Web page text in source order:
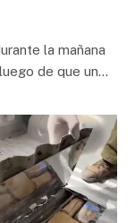
la mañana
de que un…